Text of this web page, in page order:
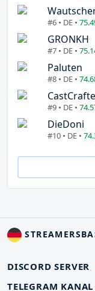
#6 • DE •
GRONKH
#7 • DE •
Paluten
#8 • DE •
#9 • DE •
DieDoni
#10 • DE •
DISCORD SERVER
TELEGRAM KANAL